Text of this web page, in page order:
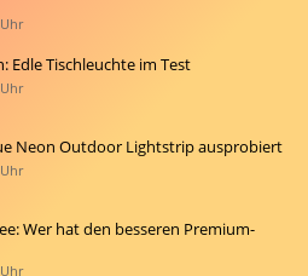
Edle Tischleuchte im Test
Neon Outdoor Lightstrip ausprobiert
Wer hat den besseren Premium-